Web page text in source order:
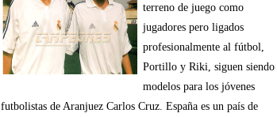
terreno de juego como
jugadores pero ligados
profesionalmente al fútbol,
Portillo y Riki, siguen siendo
modelos para los jóvenes
futbolistas de Aranjuez Carlos Cruz. España es un país de